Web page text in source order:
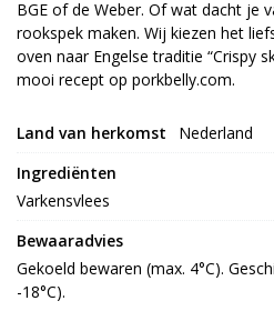
BGE of de Weber. Of wat dacht je
rookspek maken. Wij kiezen het
oven naar Engelse traditie “Crispy
mooi recept op porkbelly.com.
Land van herkomst
Nederland
Ingrediënten
Varkensvlees
Bewaaradvies
Gekoeld bewaren (max. 4°C).
-18°C).